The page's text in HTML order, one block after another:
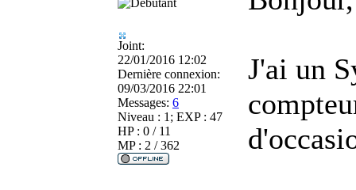
Joint:
22/01/2016 12:02
Dernière connexion:
09/03/2016 22:01
Messages: 6
Niveau : 1; EXP : 47
HP : 0 / 11
MP : 2 / 362
J'ai un